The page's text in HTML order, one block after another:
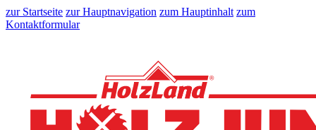
zur Startseite zur Hauptnavigation zum Hauptinhalt zum
Kontaktformular